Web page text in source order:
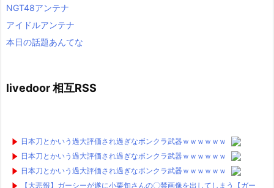
NGT48アンテナ
アイドルアンテナ
本日の話題あんてな
livedoor 相互RSS
日本刀とかいう過大評価され過ぎなボンクラ武器ｗｗｗｗｗｗ
日本刀とかいう過大評価され過ぎなボンクラ武器ｗｗｗｗｗｗ
日本刀とかいう過大評価され過ぎなボンクラ武器ｗｗｗｗｗｗ
【大悲報】ガーシーが遂に小栗旬さんの〇禁画像を出してしまう【ガー